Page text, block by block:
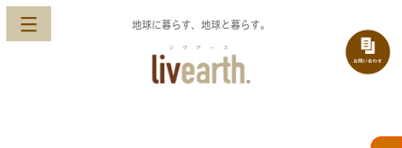
地球に暮らす、地球と暮らす。